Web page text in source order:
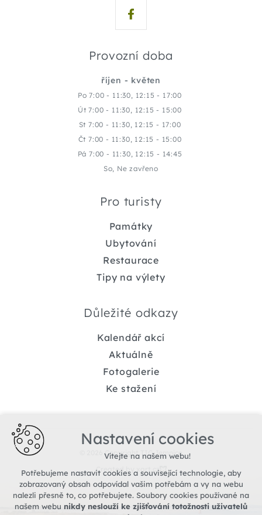
Provozní doba
říjen - květen
Po 7:00 - 11:30, 12:15 - 17:00
Út 7:00 - 11:30, 12:15 - 15:00
St 7:00 - 11:30, 12:15 - 17:00
Čt 7:00 - 11:30, 12:15 - 15:00
Pá 7:00 - 11:30, 12:15 - 14:45
So, Ne zavřeno
Pro turisty
Památky
Ubytování
Restaurace
Tipy na výlety
Důležité odkazy
Kalendář akcí
Aktuálně
Fotogalerie
Ke stažení
© 2026 Copyright TIC Jemnice
Created by xart.cz
Nastavení cookies
Vítejte na našem webu!
Potřebujeme nastavit cookies a související technologie, aby
zobrazovaný obsah odpovídal vašim potřebám a vy na webu
nalezli přesně to, co potřebujete. Soubory cookies používané na
našem webu nikdy neslouží ke zjišťování totožnosti uživatelů